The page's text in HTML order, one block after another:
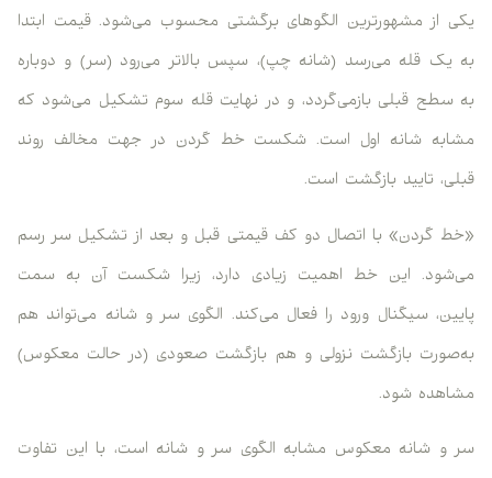
یکی از مشهورترین الگوهای برگشتی محسوب می‌شود. قیمت ابتدا
به یک قله می‌رسد (شانه چپ)، سپس بالاتر می‌رود (سر) و دوباره
به سطح قبلی بازمی‌گردد، و در نهایت قله سوم تشکیل می‌شود که
مشابه شانه اول است. شکست خط گردن در جهت مخالف روند
قبلی، تایید بازگشت است.
«خط گردن» با اتصال دو کف قیمتی قبل و بعد از تشکیل سر رسم
می‌شود. این خط اهمیت زیادی دارد، زیرا شکست آن به سمت
پایین، سیگنال ورود را فعال می‌کند. الگوی سر و شانه می‌تواند هم
به‌صورت بازگشت نزولی و هم بازگشت صعودی (در حالت معکوس)
مشاهده شود.
سر و شانه معکوس مشابه الگوی سر و شانه است، با این تفاوت